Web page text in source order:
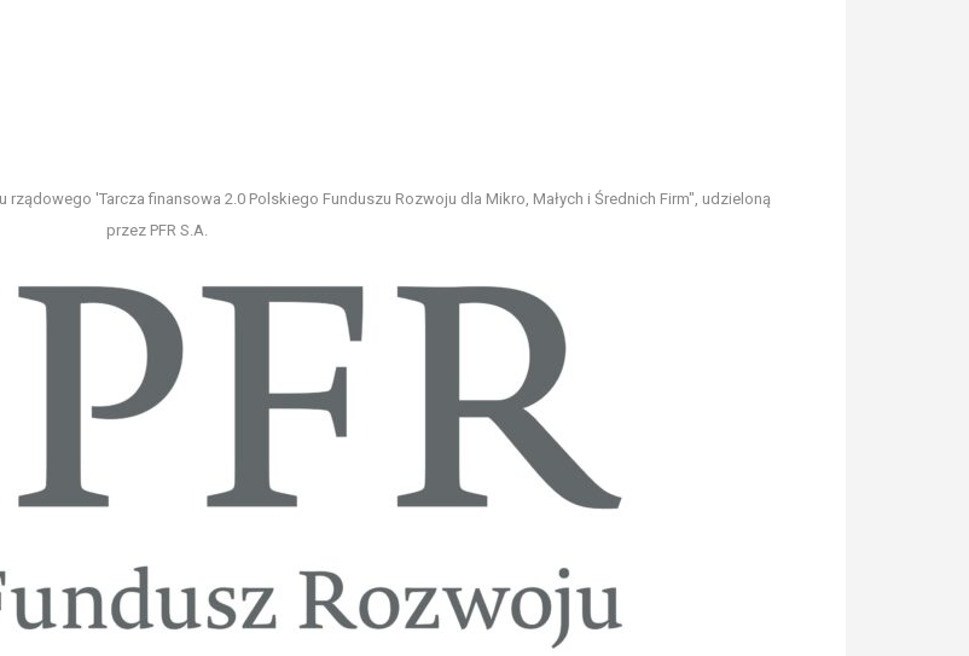
'Tarcza finansowa 2.0 Polskiego Funduszu Rozwoju dla Mikro, Małych i Średnich Firm", udzieloną
przez PFR S.A.